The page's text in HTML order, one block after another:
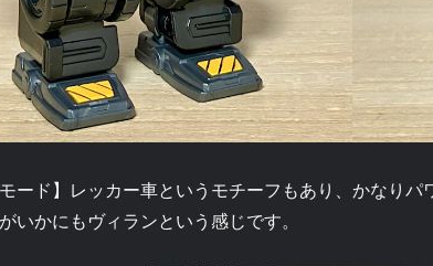
モード】レッカー車というモチーフもあり、かなり
いかにもヴィランという感じです。